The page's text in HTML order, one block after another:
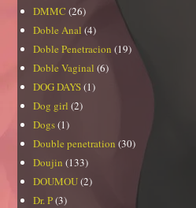
DMMC (26)
Doble Anal (4)
Doble Penetracion (19)
Doble Vaginal (6)
DOG DAYS(1)
Dog girl (2)
Dogs(1)
Double penetration (30)
Doujin (133)
DOUMOU(2)
Dr. P(3)